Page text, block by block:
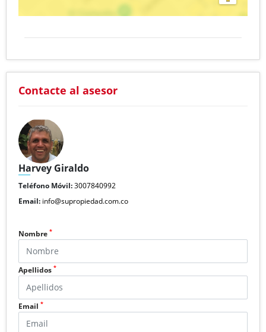
Contacte al asesor
Harvey Giraldo
Teléfono Móvil:3007840992
Email: info@supropiedad.com.co
Nombre *
Apellidos *
Email *